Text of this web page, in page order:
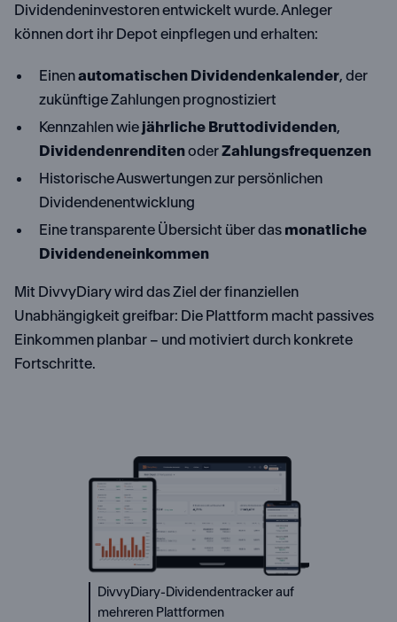
Dividendeninvestoren entwickelt wurde. Anleger
können dort ihr Depot einpflegen und erhalten:
Einenautomatischen Dividendenkalender, der
zukünftige Zahlungen prognostiziert
Kennzahlen wie jährliche Bruttodividenden,
DividendenrenditenoderZahlungsfrequenzen
Historische Auswertungen zur persönlichen
Dividendenentwicklung
Eine transparente Übersicht über das monatliche
Dividendeneinkommen
Mit DivvyDiary wird das Ziel der finanziellen
Unabhängigkeit greifbar: Die Plattform macht passives
Einkommen planbar – und motiviert durch konkrete
Fortschritte.
DivvyDiary-Dividendentracker auf
mehreren Plattformen